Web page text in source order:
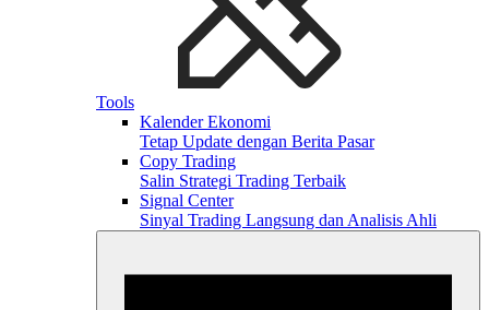
Tools
Kalender Ekonomi
Tetap Update dengan Berita Pasar
Copy Trading
Salin Strategi Trading Terbaik
Signal Center
Sinyal Trading Langsung dan Analisis Ahli